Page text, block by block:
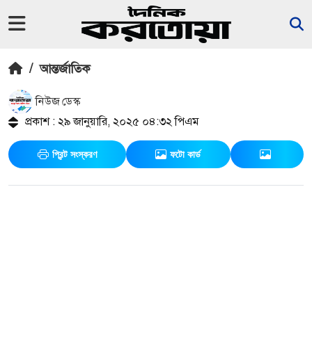
/ আন্তর্জাতিক
নিউজ ডেস্ক
প্রকাশ : ২৯ জানুয়ারি, ২০২৫ ০৪:৩২ পিএম
প্রিন্ট সংস্করণ ফটো কার্ড